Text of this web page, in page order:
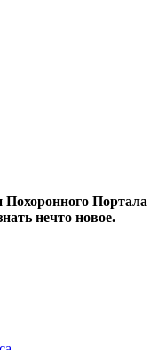
Похоронного Портала
нечто новое.